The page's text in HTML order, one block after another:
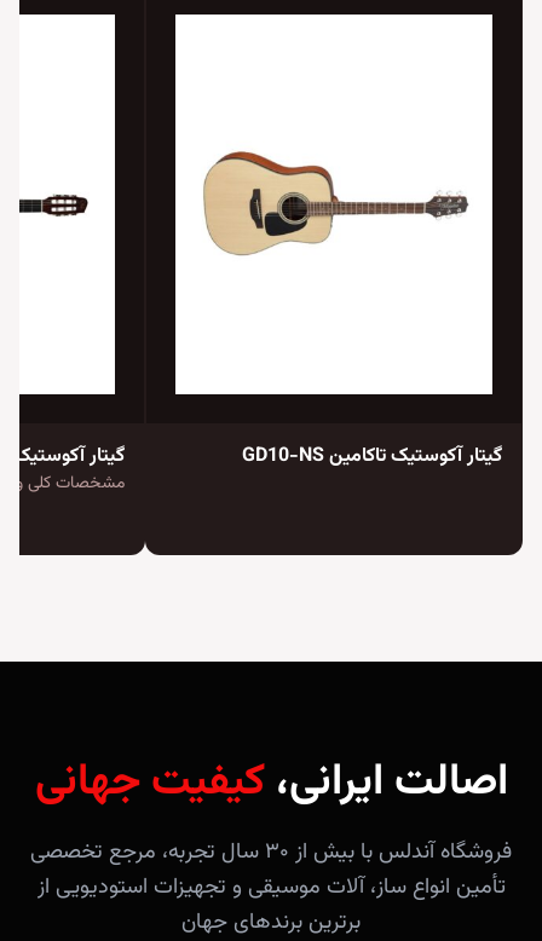
گیتار آکوستیک تاکامین GD10-NS
مشخصات کلی و
اصالت ایرانی،کیفیت جهانی
فروشگاه آندلس با بیش از ۳۰ سال تجربه، مرجع تخصصی
تأمین انواع ساز، آلات موسیقی و تجهیزات استودیویی از
برترین برندهای جهان